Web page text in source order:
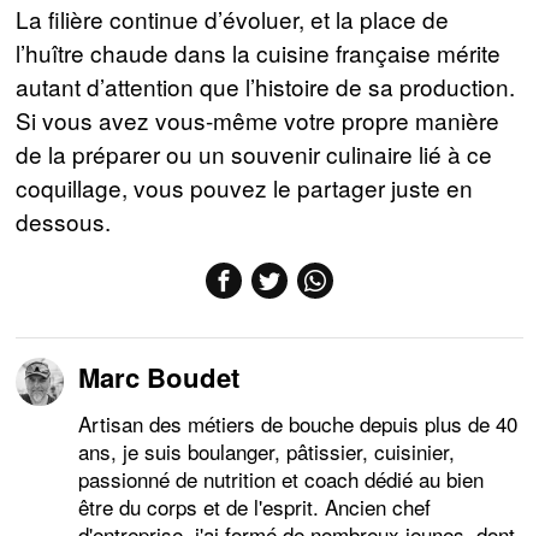
La filière continue d’évoluer, et la place de
l’huître chaude dans la cuisine française mérite
autant d’attention que l’histoire de sa production.
Si vous avez vous-même votre propre manière
de la préparer ou un souvenir culinaire lié à ce
coquillage, vous pouvez le partager juste en
dessous.
Marc Boudet
Artisan des métiers de bouche depuis plus de 40
ans, je suis boulanger, pâtissier, cuisinier,
passionné de nutrition et coach dédié au bien
être du corps et de l'esprit. Ancien chef